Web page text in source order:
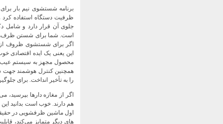
برنامه شستشوی نیم بار
ظرفیت دستگاه استفاده
است. شما برای شستن
اگر برای شستشوی ظروف
این یعنی یک ایده اقتصادی
محصول مجهز به سیستم عیب
را به تأخیر انداخت. برای
اگر از مغازه دارها
هم دارند. خوب است بدانید
اول ماشین ظرفشویی در
های دیگر متمایز می‌کند،